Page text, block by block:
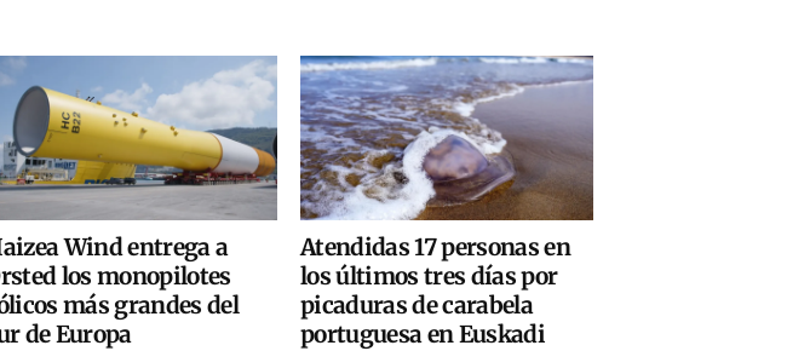
Wind entrega a
los monopilotes
más grandes del
de Europa
Atendidas 17 personas en
los últimos tres días por
picaduras de carabela
portuguesa en Euskadi